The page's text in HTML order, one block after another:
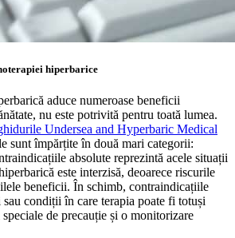
hiperbarice
aduce numeroase beneficii
nu este potrivită pentru toată lumea.
Undersea and Hyperbaric Medical
sunt împărțite în două mari categorii:
absolute reprezintă acele situații
este interzisă, deoarece riscurile
beneficii. În schimb, contraindicațiile
condiții în care terapia poate fi totuși
de precauție și o monitorizare